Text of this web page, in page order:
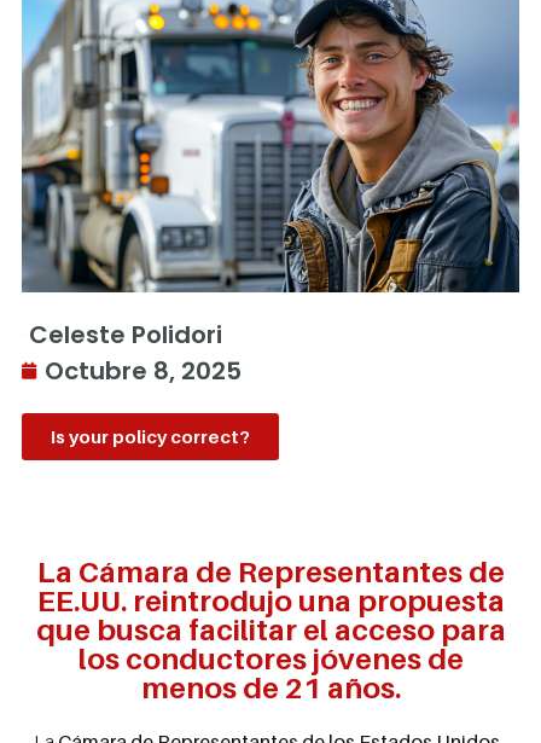
Celeste Polidori
Octubre 8, 2025
Is your policy correct?
La Cámara de Representantes de
EE.UU. reintrodujo una propuesta
que busca facilitar el acceso para
los conductores jóvenes de
menos de 21 años.